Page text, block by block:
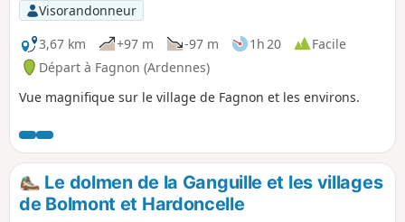
Visorandonneur
3,67 km
+97 m -97 m 1h 20
Facile
Départ à Fagnon (Ardennes)
Vue magnifique sur le village de Fagnon et les environs.
Le dolmen de la Ganguille et les villages
de Bolmont et Hardoncelle